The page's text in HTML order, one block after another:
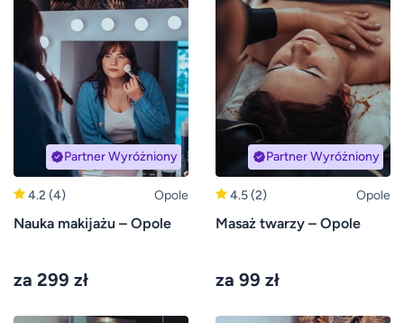
Partner Wyróżniony
4.2 (4) Opole
Nauka makijażu – Opole
za 299 zł
Partner Wyróżniony
4.5(2) Opole
Masaż twarzy – Opole
za 99 zł